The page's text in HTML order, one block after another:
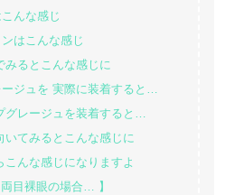
んな感じ
はこんな感じ
るとこんな感じに
ジュを 実際に装着すると…
グレージュを装着すると…
てみるとこんな感じに
んな感じになりますよ
目裸眼の場合… 】